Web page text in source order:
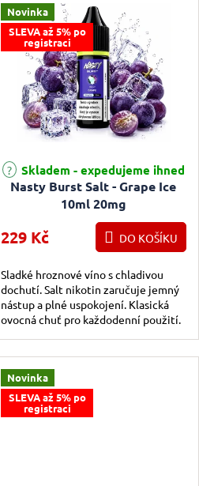
Novinka
SLEVA až 5% po
registraci
Nasty Burst Salt - Grape Ice
10ml 20mg
Skladem - expedujeme ihned
229 Kč DO KOŠÍKU
Sladké hroznové víno s chladivou
dochutí. Salt nikotin zaručuje jemný
nástup a plné uspokojení. Klasická
ovocná chuť pro každodenní použití.
Novinka
SLEVA až 5% po
registraci